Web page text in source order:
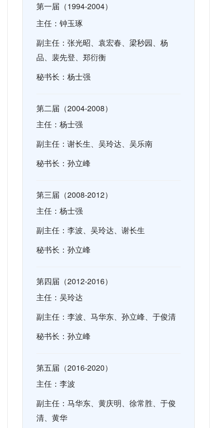
第一届（1994-2004）
主任：钟玉琢
副主任：张光昭、 袁宏春、 梁秒园、 杨
品、 裴先登、郑衍衡
秘书长：杨士强
第二届（2004-2008）
主任：杨士强
副主任：谢长生、吴玲达、吴乐南
秘书长：孙立峰
第三届（2008-2012）
主任：杨士强
副主任：李波、吴玲达、谢长生
秘书长：孙立峰
第四届（2012-2016）
主任：吴玲达
副主任：李波、马华东、孙立峰、于俊清
秘书长：孙立峰
第五届（2016-2020）
主任：李波
副主任：马华东、 黄庆明、 徐常胜、 于俊
清、 黄华